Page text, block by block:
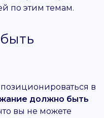
по этим темам.
в
должно быть
вы не можете